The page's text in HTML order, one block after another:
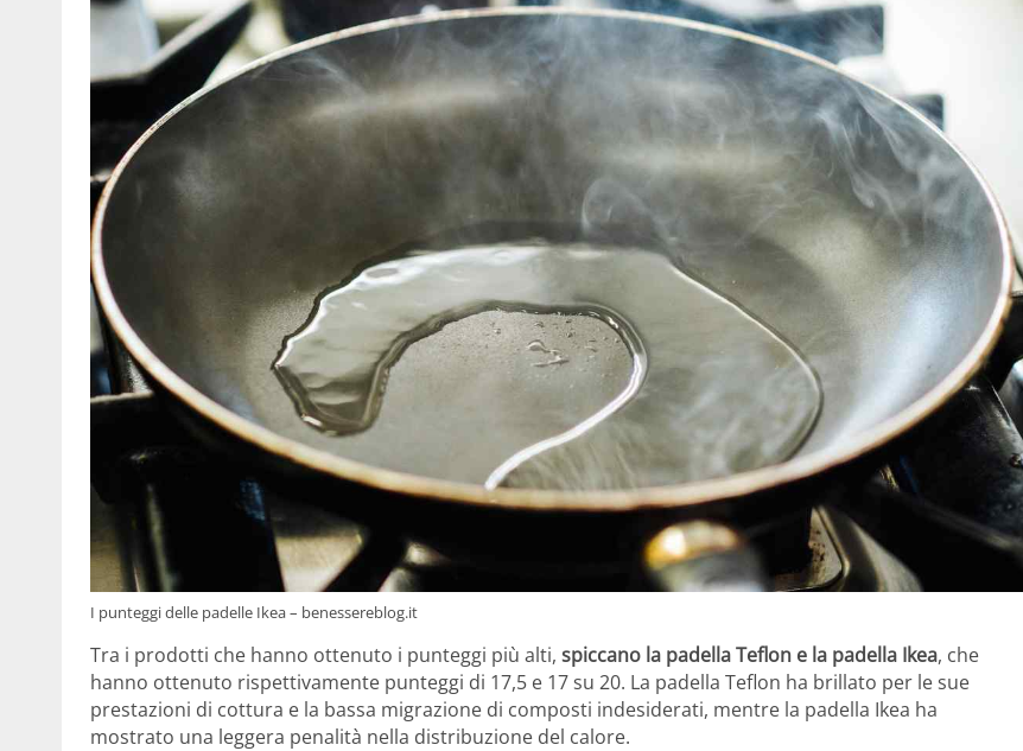
I punteggi delle padelle Ikea – benessereblog.it
Tra i prodotti che hanno ottenuto i punteggi più alti, spiccano la padella Teflon e la padella Ikea, che
hanno ottenuto rispettivamente punteggi di 17,5 e 17 su 20. La padella Teflon ha brillato per le sue
prestazioni di cottura e la bassa migrazione di composti indesiderati, mentre la padella Ikea ha
mostrato una leggera penalità nella distribuzione del calore.